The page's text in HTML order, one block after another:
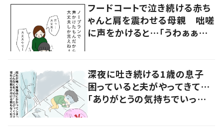
フードコートで泣き続ける赤ち
ゃんと肩を震わせる母親 咄嗟
に声をかけると…「うわぁぁぁ」
深夜に吐き続ける1歳の息子
困っていると夫がやってきて…
「ありがとうの気持ちでいっぱ